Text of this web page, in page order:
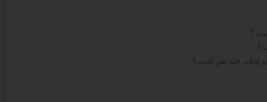
چند نفر است؟